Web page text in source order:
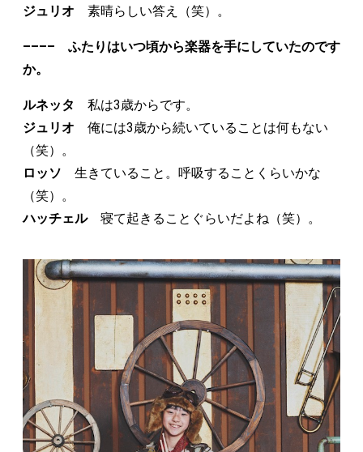
ジュリオ 素晴らしい答え（笑）。
–––– ふたりはいつ頃から楽器を手にしていたのです
か。
ルネッタ
私は3歳からです。
ジュリオ 俺には3歳から続いていることは何もない
（笑）。
ロッソ 生きていること。呼吸することくらいかな
（笑）。
ハッチェル寝て起きることぐらいだよね（笑）。